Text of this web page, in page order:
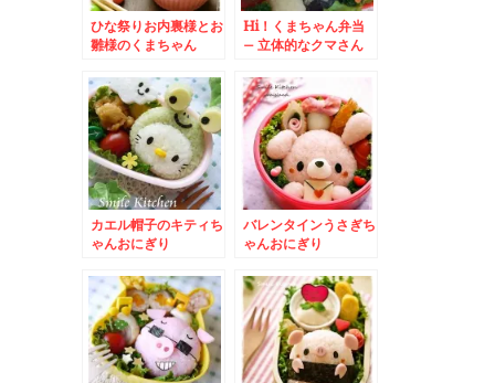
ひな祭りお内裏様とお
雛様のくまちゃん
Hi！くまちゃん弁当
– 立体的なクマさん
カエル帽子のキティち
ゃんおにぎり
バレンタインうさぎち
ゃんおにぎり